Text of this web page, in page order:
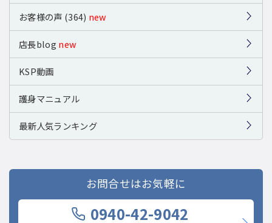
お客様の声 (364) new
店長blog new
KSP動画
護身マニュアル
最新人気ランキング
お問合せはお気軽に
0940-42-9042